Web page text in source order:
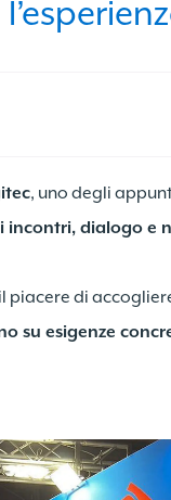
, uno degli
incontri, dialogo e
di
su esigenze